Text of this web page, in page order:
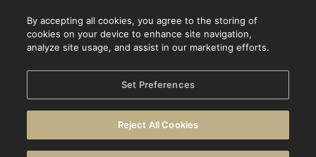
Contact
Facebook
By accepting all cookies, you agree to the storing of
cookies on your device to enhance site navigation,
analyze site usage, and assist in our marketing efforts.
Set Preferences
Reject All Cookies